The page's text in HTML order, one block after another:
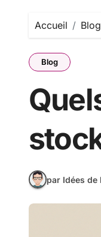
Accueil Blog
Blog
par Idées de